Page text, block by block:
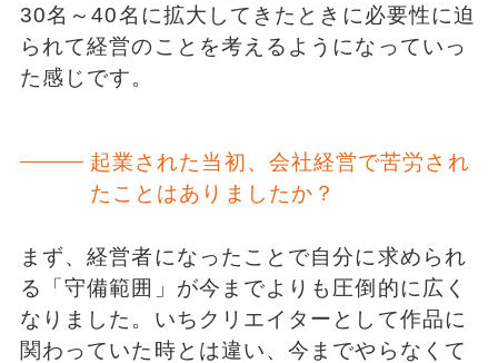
30名～40名に拡⼤してきたときに必要性に迫
られて経営のことを考えるようになっていっ
た感じです。
起業された当初、会社経営で苦労され
たことはありましたか？
まず、経営者になったことで自分に求められ
る「守備範囲」が今までよりも圧倒的に広く
なりました。いちクリエイターとして作品に
関わっていた時とは違い、今までやらなくて